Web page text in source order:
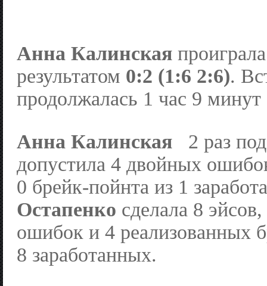
Анна Калинская
результатом 0:2 (1:6 2:6).
продолжалась 1 час 9 минут
Анна Калинская
2 раз
допустилa 4 двойных
0 брейк-пойнта из 1
Остапенко сделалa 8
ошибок и 4 реализованных
8 заработанных.